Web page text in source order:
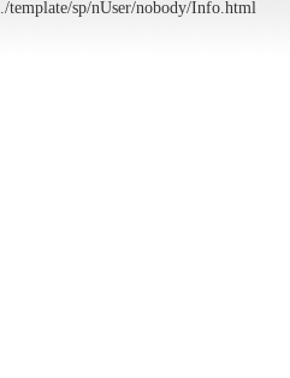
sp/nUser/nobody/Info.html